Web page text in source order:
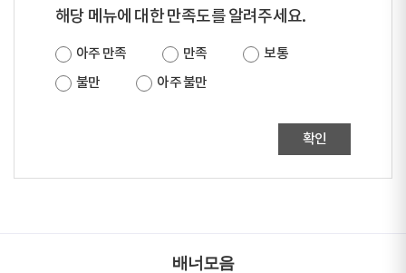
해당 메뉴에 대한 만족도를 알려주세요.
아주 만족 만족
보통
불만
아주 불만
확인
배너모음